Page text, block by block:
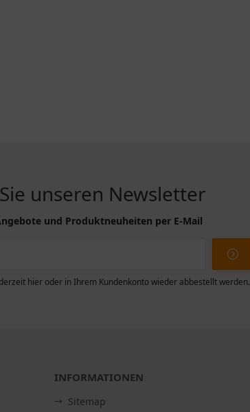
unseren Newsletter
und Produktneuheiten per E-Mail
hier oder in Ihrem Kundenkonto wieder abbestellt werden.
INFORMATIONEN
Sitemap